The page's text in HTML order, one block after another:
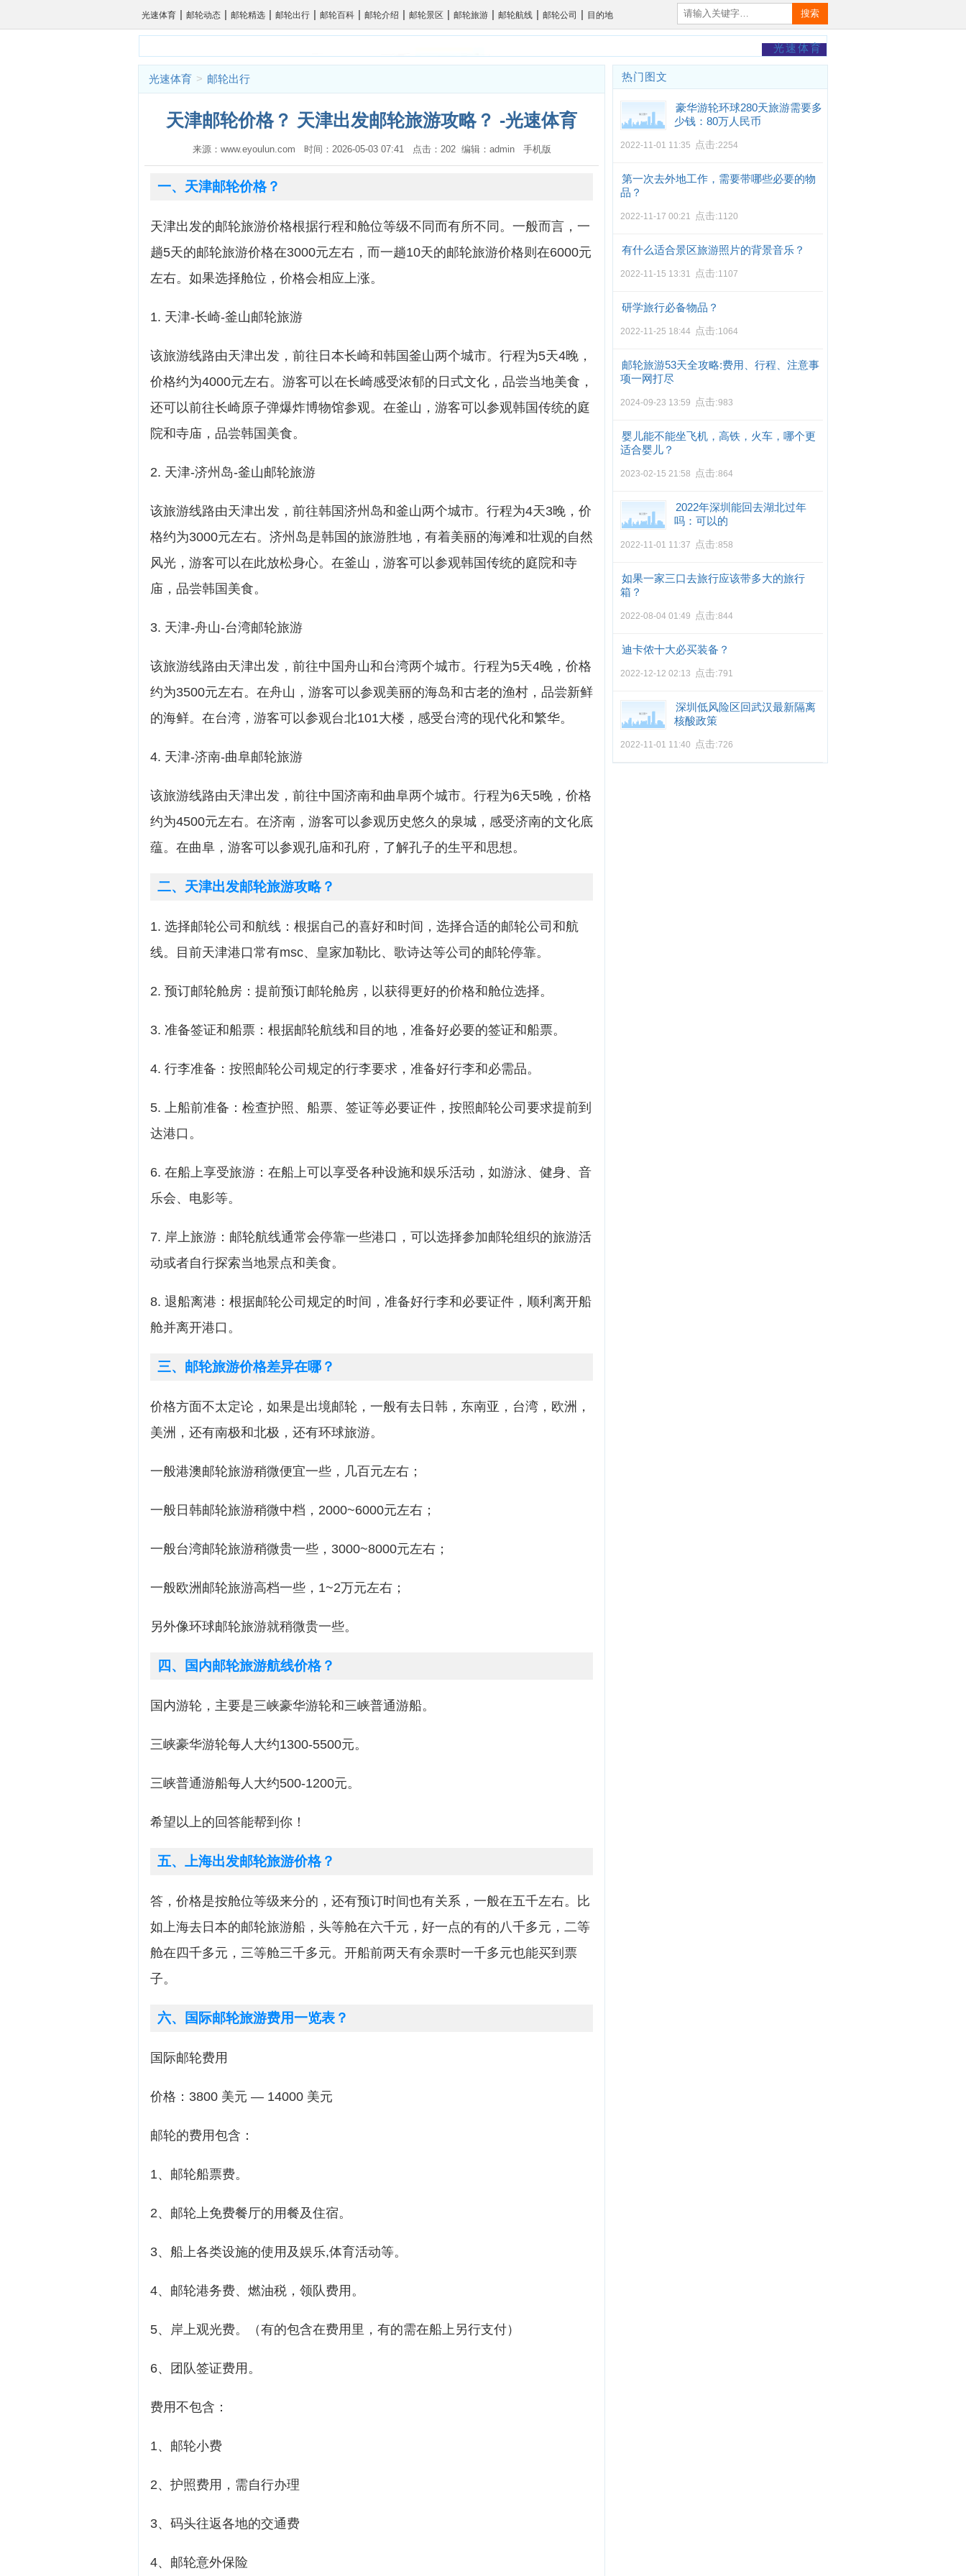
光速体育 | 邮轮动态 | 邮轮精选 | 邮轮出行 | 邮轮百科 | 邮轮介绍 | 邮轮景区 | 邮轮旅游 | 邮轮航线 | 邮轮公司 | 目的地 搜索
光速体育
光速体育 > 邮轮出行
天津邮轮价格？ 天津出发邮轮旅游攻略？ -光速体育
来源：www.eyoulun.com 时间：2026-05-03 07:41 点击：202 编辑：admin 手机版
一、天津邮轮价格？
天津出发的邮轮旅游价格根据行程和舱位等级不同而有所不同。一般而言，一
趟5天的邮轮旅游价格在3000元左右，而一趟10天的邮轮旅游价格则在6000元
左右。如果选择舱位，价格会相应上涨。
1. 天津-长崎-釜山邮轮旅游
该旅游线路由天津出发，前往日本长崎和韩国釜山两个城市。行程为5天4晚，
价格约为4000元左右。游客可以在长崎感受浓郁的日式文化，品尝当地美食，
还可以前往长崎原子弹爆炸博物馆参观。在釜山，游客可以参观韩国传统的庭
院和寺庙，品尝韩国美食。
2. 天津-济州岛-釜山邮轮旅游
该旅游线路由天津出发，前往韩国济州岛和釜山两个城市。行程为4天3晚，价
格约为3000元左右。济州岛是韩国的旅游胜地，有着美丽的海滩和壮观的自然
风光，游客可以在此放松身心。在釜山，游客可以参观韩国传统的庭院和寺
庙，品尝韩国美食。
3. 天津-舟山-台湾邮轮旅游
该旅游线路由天津出发，前往中国舟山和台湾两个城市。行程为5天4晚，价格
约为3500元左右。在舟山，游客可以参观美丽的海岛和古老的渔村，品尝新鲜
的海鲜。在台湾，游客可以参观台北101大楼，感受台湾的现代化和繁华。
4. 天津-济南-曲阜邮轮旅游
该旅游线路由天津出发，前往中国济南和曲阜两个城市。行程为6天5晚，价格
约为4500元左右。在济南，游客可以参观历史悠久的泉城，感受济南的文化底
蕴。在曲阜，游客可以参观孔庙和孔府，了解孔子的生平和思想。
二、天津出发邮轮旅游攻略？
1. 选择邮轮公司和航线：根据自己的喜好和时间，选择合适的邮轮公司和航
线。目前天津港口常有msc、皇家加勒比、歌诗达等公司的邮轮停靠。
2. 预订邮轮舱房：提前预订邮轮舱房，以获得更好的价格和舱位选择。
3. 准备签证和船票：根据邮轮航线和目的地，准备好必要的签证和船票。
4. 行李准备：按照邮轮公司规定的行李要求，准备好行李和必需品。
5. 上船前准备：检查护照、船票、签证等必要证件，按照邮轮公司要求提前到
达港口。
6. 在船上享受旅游：在船上可以享受各种设施和娱乐活动，如游泳、健身、音
乐会、电影等。
7. 岸上旅游：邮轮航线通常会停靠一些港口，可以选择参加邮轮组织的旅游活
动或者自行探索当地景点和美食。
8. 退船离港：根据邮轮公司规定的时间，准备好行李和必要证件，顺利离开船
舱并离开港口。
三、邮轮旅游价格差异在哪？
价格方面不太定论，如果是出境邮轮，一般有去日韩，东南亚，台湾，欧洲，
美洲，还有南极和北极，还有环球旅游。
一般港澳邮轮旅游稍微便宜一些，几百元左右；
一般日韩邮轮旅游稍微中档，2000~6000元左右；
一般台湾邮轮旅游稍微贵一些，3000~8000元左右；
一般欧洲邮轮旅游高档一些，1~2万元左右；
另外像环球邮轮旅游就稍微贵一些。
四、国内邮轮旅游航线价格？
国内游轮，主要是三峡豪华游轮和三峡普通游船。
三峡豪华游轮每人大约1300-5500元。
三峡普通游船每人大约500-1200元。
希望以上的回答能帮到你！
五、上海出发邮轮旅游价格？
答，价格是按舱位等级来分的，还有预订时间也有关系，一般在五千左右。比
如上海去日本的邮轮旅游船，头等舱在六千元，好一点的有的八千多元，二等
舱在四千多元，三等舱三千多元。开船前两天有余票时一千多元也能买到票
子。
六、国际邮轮旅游费用一览表？
国际邮轮费用
价格：3800 美元 — 14000 美元
邮轮的费用包含：
1、邮轮船票费。
2、邮轮上免费餐厅的用餐及住宿。
3、船上各类设施的使用及娱乐,体育活动等。
4、邮轮港务费、燃油税，领队费用。
5、岸上观光费。（有的包含在费用里，有的需在船上另行支付）
6、团队签证费用。
费用不包含：
1、邮轮小费
2、护照费用，需自行办理
3、码头往返各地的交通费
4、邮轮意外保险
热门图文
豪华游轮环球280天旅游需要多
少钱：80万人民币
2022-11-01 11:35 点击:2254
第一次去外地工作，需要带哪些必要的物
品？
2022-11-17 00:21 点击:1120
有什么适合景区旅游照片的背景音乐？
2022-11-15 13:31 点击:1107
研学旅行必备物品？
2022-11-25 18:44 点击:1064
邮轮旅游53天全攻略:费用、行程、注意事
项一网打尽
2024-09-23 13:59 点击:983
婴儿能不能坐飞机，高铁，火车，哪个更
适合婴儿？
2023-02-15 21:58 点击:864
2022年深圳能回去湖北过年
吗：可以的
2022-11-01 11:37 点击:858
如果一家三口去旅行应该带多大的旅行
箱？
2022-08-04 01:49 点击:844
迪卡侬十大必买装备？
2022-12-12 02:13 点击:791
深圳低风险区回武汉最新隔离
核酸政策
2022-11-01 11:40 点击:726